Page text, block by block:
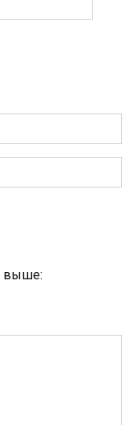
выше: